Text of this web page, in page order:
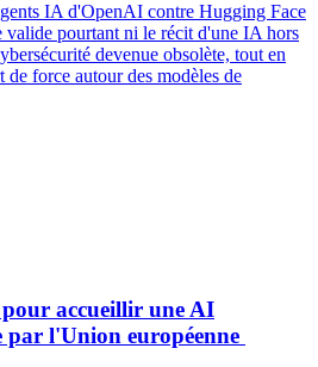
IA d'OpenAI contre Hugging Face
valide pourtant ni le récit d'une IA hors
devenue obsolète, tout en
force autour des modèles de
accueillir une AI
par l'Union européenne